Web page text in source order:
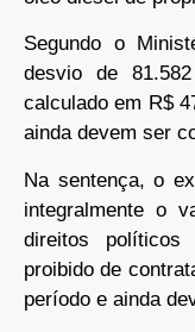
Segundo o
desvio de
calculado em R$
ainda devem ser
Na sentença, o
integralmente o
direitos
proibido de
período e ainda